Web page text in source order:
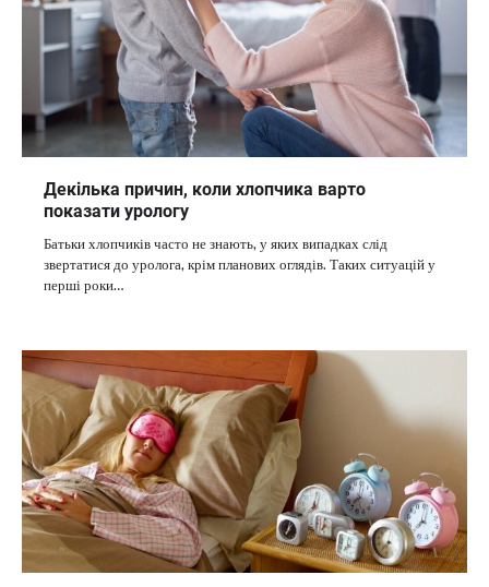
Декілька причин, коли хлопчика варто
показати урологу
Батьки хлопчиків часто не знають, у яких випадках слід
звертатися до уролога, крім планових оглядів. Таких ситуацій у
перші роки…